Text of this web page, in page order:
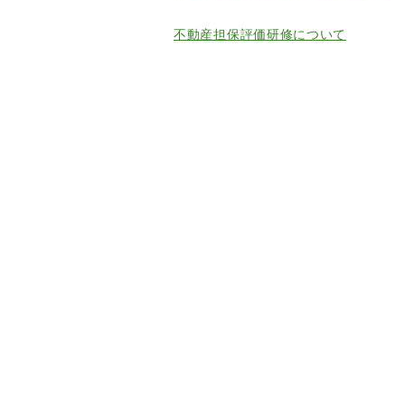
不動産担保評価研修について